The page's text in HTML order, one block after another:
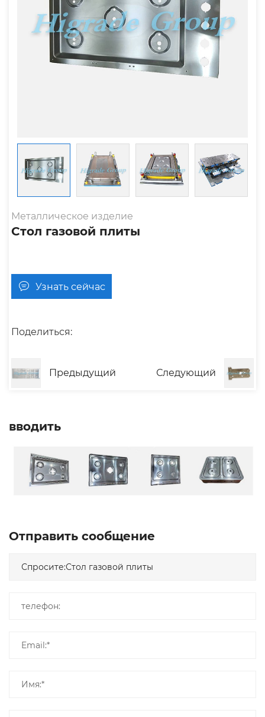
Металлическое изделие
Стол газовой плиты
Узнать сейчас
Поделиться:
Предыдущий Следующий
вводить
Отправить сообщение